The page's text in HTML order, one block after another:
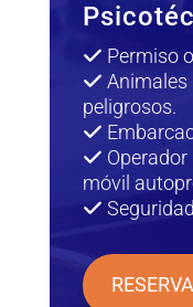
Permiso
peligrosos.
móvil